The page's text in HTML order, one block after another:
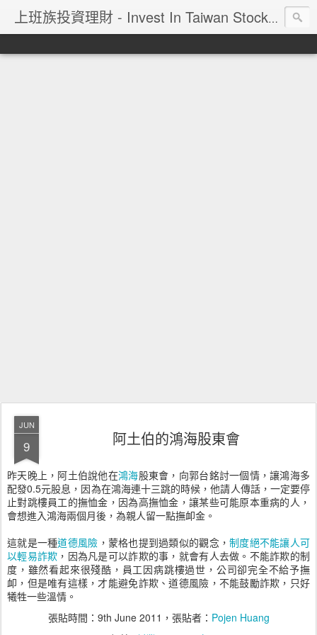
上班族投資理財 - Invest In Taiwan Stock Market
JUN
9 阿土伯的鴻海股東會
昨天晚上，阿土伯說他在鴻海股東會，向郭台銘討一個情，讓鴻海多
配發0.5元股息，因為在鴻海連十三跳的時候，他請人傳話，一定要停
止對跳樓員工的撫恤金，因為高撫恤金，讓某些可能原本重病的人，
會想進入鴻海兩個月後，為親人留一點撫卹金。
這就是一種道德風險 ，蒙格也提到過類似的觀念，制度絕不能讓人可
以輕易詐欺 ，因為凡是可以詐欺的事，就會有人去做。不能詐欺的制
度，雖然看起來很殘酷，員工因病跳樓過世，公司卻完全不給予撫
卹，但是唯有這樣，才能避免詐欺、道德風險，不能鼓勵詐欺，只好
犧牲一些溫情。
張貼時間： 9th June 2011 ，張貼者： Pojen Huang